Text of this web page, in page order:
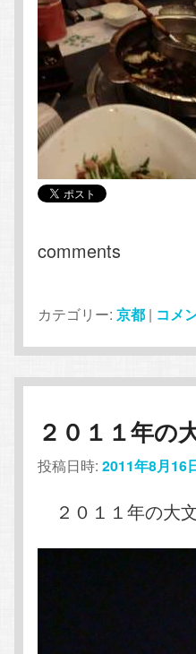
comments
カテゴリー: 京都 | コメ
２０１１年の
投稿日時:2011年8月16
２０１１年の大